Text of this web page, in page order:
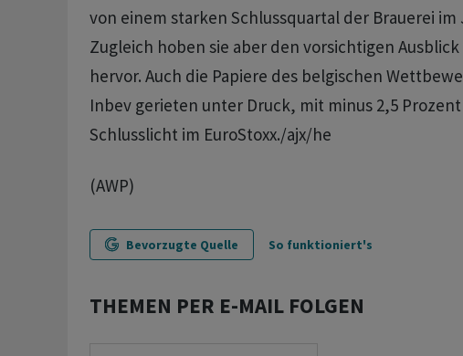
von einem starken Schlussquartal der Brauerei im
Zugleich hoben sie aber den vorsichtigen Ausblick
hervor. Auch die Papiere des belgischen
Inbev gerieten unter Druck, mit minus 2,5
Schlusslicht im EuroStoxx./ajx/he
(AWP)
Bevorzugte Quelle So funktioniert's
THEMEN PER E-MAIL FOLGEN